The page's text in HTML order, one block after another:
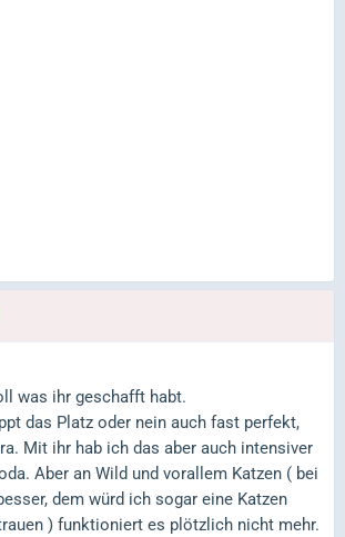
was ihr geschafft habt.
das Platz oder nein auch fast perfekt,
Mit ihr hab ich das aber auch intensiver
Aber an Wild und vorallem Katzen ( bei
dem würd ich sogar eine Katzen
) funktioniert es plötzlich nicht mehr.